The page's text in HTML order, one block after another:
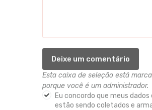
Esta caixa de seleção está
porque você é um administrador.
Eu concordo que meus dados
estão sendo coletados e